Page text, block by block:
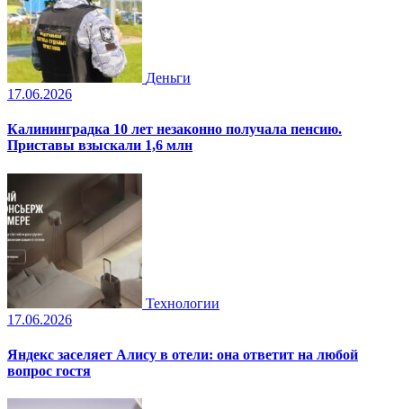
Деньги
17.06.2026
Калининградка 10 лет незаконно получала пенсию.
Приставы взыскали 1,6 млн
Технологии
17.06.2026
Яндекс заселяет Алису в отели: она ответит на любой
вопрос гостя